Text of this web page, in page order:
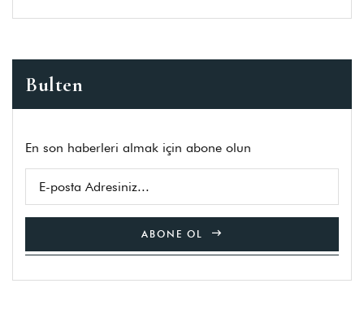
Bulten
En son haberleri almak için abone olun
ABONE OL